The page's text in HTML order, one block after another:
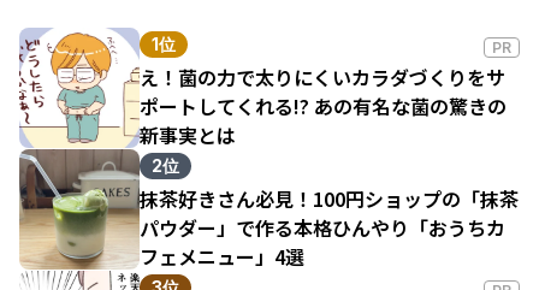
1位 PR
え！菌の力で太りにくいカラダづくりをサ
ポートしてくれる!? あの有名な菌の驚きの
新事実とは
2位
抹茶好きさん必見！100円ショップの「抹茶
パウダー」で作る本格ひんやり「おうちカ
フェメニュー」4選